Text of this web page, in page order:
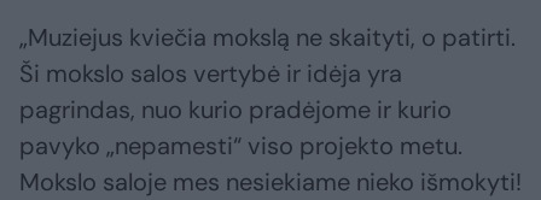
„Muziejus kviečia mokslą ne skaityti, o patirti.
Ši mokslo salos vertybė ir idėja yra
pagrindas, nuo kurio pradėjome ir kurio
pavyko „nepamesti“ viso projekto metu.
Mokslo saloje mes nesiekiame nieko išmokyti!